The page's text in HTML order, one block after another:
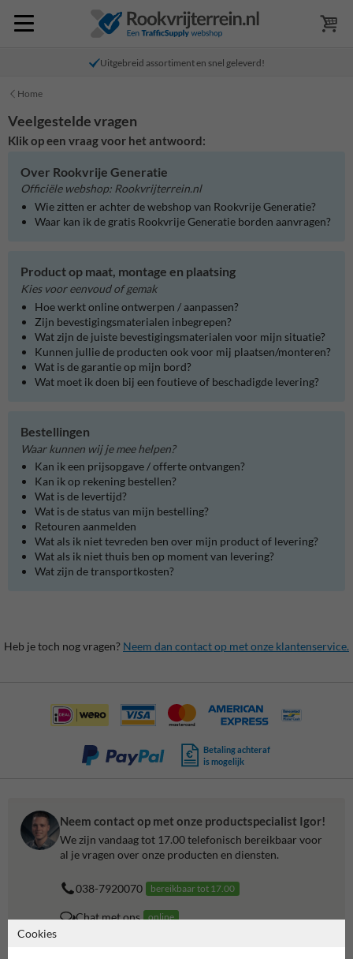
Uitgebreid assortiment en snel geleverd!
Home
Veelgestelde vragen
Klik op een vraag voor het antwoord:
Over Rookvrije Generatie
Officiële webshop: Rookvrijterrein.nl
Wie zitten er achter de webshop van Rookvrije Generatie?
Waar kan ik de gratis Rookvrije Generatie borden aanvragen?
Product op maat, montage en plaatsing
Kies voor eenvoud of gemak
Hoe werkt online ontwerpen / aanpassen?
Zijn bevestigingsmaterialen inbegrepen?
Wat zijn de juiste bevestigingsmaterialen voor mijn situatie?
Kunnen jullie de producten ook voor mij plaatsen/monteren?
Wat is de garantie op mijn bord?
Wat moet ik doen bij een foutieve of beschadigde levering?
Bestellingen
Waar kunnen wij je mee helpen?
Kan ik een prijsopgave / offerte ontvangen?
Kan ik op rekening bestellen?
Wat is de levertijd?
Wat is de status van mijn bestelling?
Retouren aanmelden
Wat als ik niet tevreden ben over mijn product of levering?
Wat als ik niet thuis ben op moment van levering?
Wat zijn de transportkosten?
Heb je toch nog vragen? Neem dan contact op met onze klantenservice.
Betaling achteraf
is mogelijk
Neem contact op met onze productspecialist Igor!
We zijn vandaag tot 17.00 telefonisch bereikbaar voor
al je vragen over onze producten en diensten.
038-7920070 bereikbaar tot 17.00
Chat met ons online
Cookies